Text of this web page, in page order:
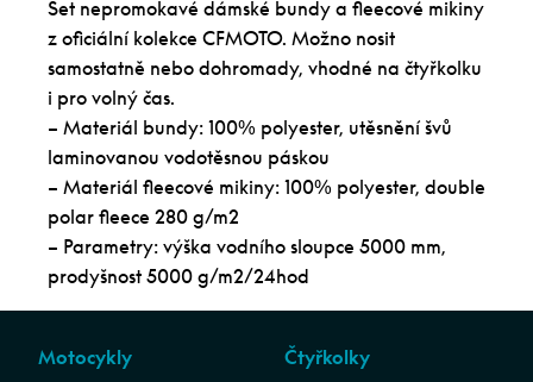
Set nepromokavé dámské bundy a fleecové mikiny
z oficiální kolekce CFMOTO. Možno nosit
samostatně nebo dohromady, vhodné na čtyřkolku
i pro volný čas.
– Materiál bundy: 100% polyester, utěsnění švů
laminovanou vodotěsnou páskou
– Materiál fleecové mikiny: 100% polyester, double
polar fleece 280 g/m2
– Parametry: výška vodního sloupce 5000 mm,
prodyšnost 5000 g/m2/24hod
Motocykly
Čtyřkolky